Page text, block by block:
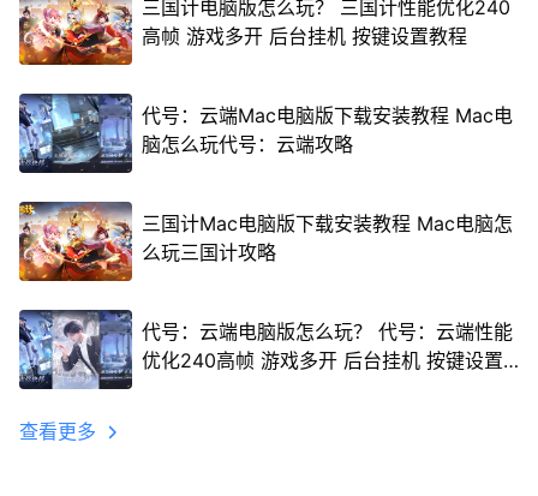
三国计电脑版怎么玩？ 三国计性能优化240
高帧 游戏多开 后台挂机 按键设置教程
代号：云端Mac电脑版下载安装教程 Mac电
脑怎么玩代号：云端攻略
三国计Mac电脑版下载安装教程 Mac电脑怎
么玩三国计攻略
代号：云端电脑版怎么玩？ 代号：云端性能
优化240高帧 游戏多开 后台挂机 按键设置
查看更多